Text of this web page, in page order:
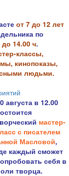
от 7 до 12 лет
по
до 14.00 ч.
классы,
кинопоказы,
людьми.
августа в 12.00
мастер-
с писателем
Масловой,
каждый сможет
себя в
творца.